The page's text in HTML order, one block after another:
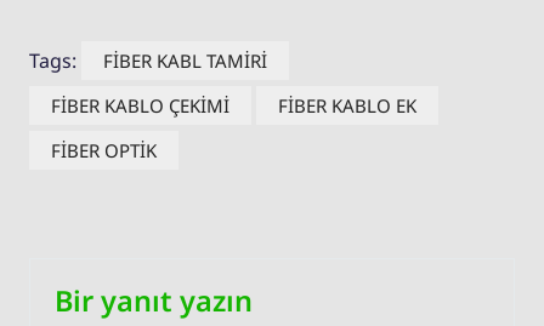
Tags:
FİBER KABL TAMİRİ
FİBER KABLO ÇEKİMİ
FİBER KABLO EK
FİBER OPTİK
Bir yanıt yazın